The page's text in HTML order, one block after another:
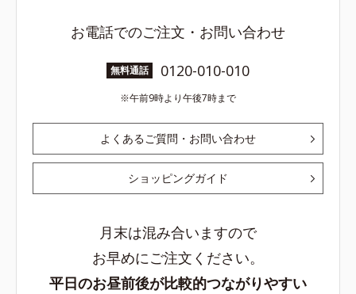
お電話でのご注文・お問い合わせ
無料通話 0120-010-010
午前9時より午後7時まで
よくあるご質問・お問い合わせ
ショッピングガイド
月末は混み合いますので
お早めにご注文ください。
平日のお昼前後が比較的つながりやすい